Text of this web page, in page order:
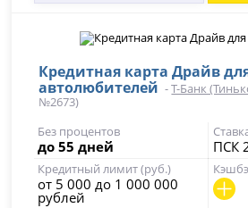
Кредитная карта Драйв
автолюбителей -Т-Банк
№2673)
Без процентов
до 55 дней ПСК
Кредитный лимит (руб.)
от 5 000 до 1 000 000
рублей